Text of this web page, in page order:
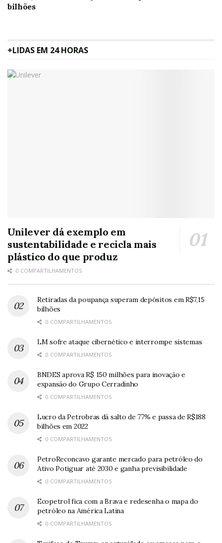
bilhões
+LIDAS EM 24 HORAS
Unilever dá exemplo em
sustentabilidade e recicla mais
plástico do que produz
0 COMPARTILHAMENTOS
Retiradas da poupança superam depósitos em R$7,15
bilhões
0 COMPARTILHAMENTOS
LM sofre ataque cibernético e interrompe sistemas
0 COMPARTILHAMENTOS
BNDES aprova R$ 150 milhões para inovação e
expansão do Grupo Cerradinho
0 COMPARTILHAMENTOS
Lucro da Petrobras dá salto de 77% e passa de R$188
bilhões em 2022
0 COMPARTILHAMENTOS
PetroReconcavo garante mercado para petróleo do
Ativo Potiguar até 2030 e ganha previsibilidade
0 COMPARTILHAMENTOS
Ecopetrol fica com a Brava e redesenha o mapa do
petróleo na América Latina
0 COMPARTILHAMENTOS